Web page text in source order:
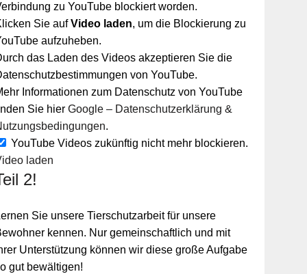
zu YouTube blockiert worden.
Sie aufVideo laden, um die Blockierung zu
aufzuheben.
das Laden des Videos akzeptieren Sie die
von YouTube.
Informationen zum Datenschutz von YouTube
Sie hierGoogle – Datenschutzerklärung &
.
YouTube Videos zukünftig nicht mehr blockieren.
laden
2!
Sie unsere Tierschutzarbeit für unsere
kennen. Nur gemeinschaftlich und mit
Unterstützung können wir diese große Aufgabe
gut bewältigen!